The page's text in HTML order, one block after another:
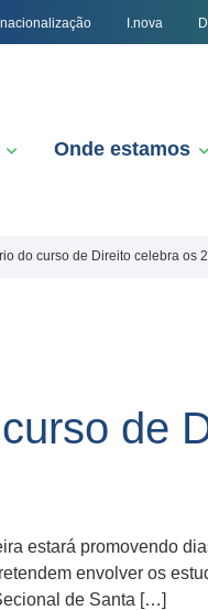
I.nova
Onde estamos
do curso de Direito celebra os
de
estará promovendo
envolver os
de Santa […]